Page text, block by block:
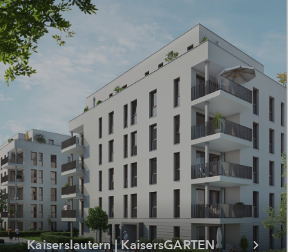
Kaiserslautern | KaisersGARTEN